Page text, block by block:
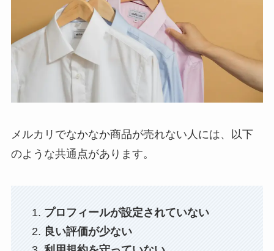
メルカリでなかなか商品が売れない人には、以下
のような共通点があります。
プロフィールが設定されていない
良い評価が少ない